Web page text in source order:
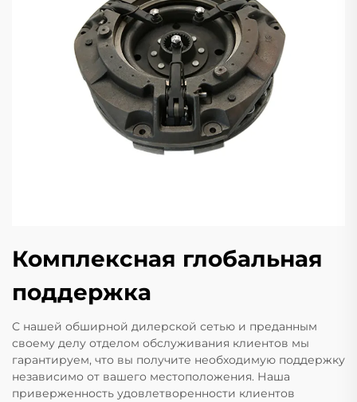
Комплексная глобальная
поддержка
С нашей обширной дилерской сетью и преданным
своему делу отделом обслуживания клиентов мы
гарантируем, что вы получите необходимую поддержку
независимо от вашего местоположения. Наша
приверженность удовлетворенности клиентов